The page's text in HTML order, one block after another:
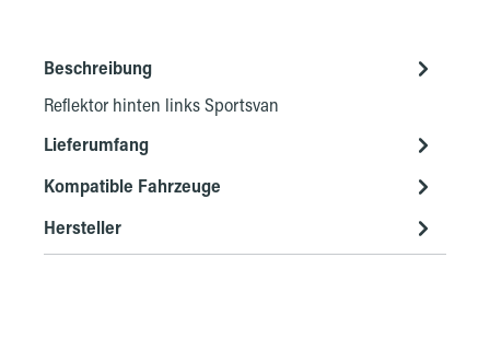
Beschreibung
Reflektor hinten links Sportsvan
Lieferumfang
Kompatible Fahrzeuge
Hersteller